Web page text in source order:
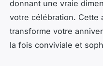
donnant une vraie
votre célébration. Cette
transforme votre
la fois conviviale et